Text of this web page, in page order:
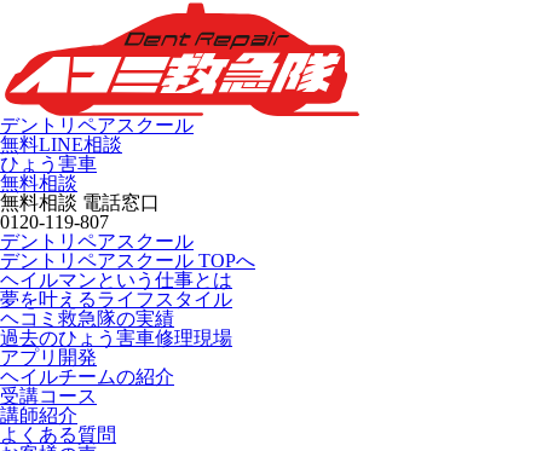
デントリペアスクール
無料LINE相談
ひょう害車
無料相談
無料相談 電話窓口
0120-119-807
デントリペアスクール
デントリペアスクール TOPへ
ヘイルマンという仕事とは
夢を叶えるライフスタイル
ヘコミ救急隊の実績
過去のひょう害車修理現場
アプリ開発
ヘイルチームの紹介
受講コース
講師紹介
よくある質問